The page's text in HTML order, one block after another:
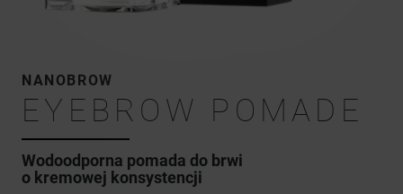
NANOBROW
EYEBROW POMADE
Wodoodporna pomada do brwi
o kremowej konsystencji